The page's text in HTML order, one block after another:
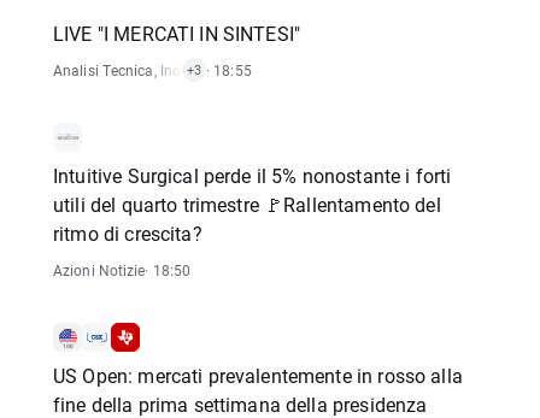
LIVE "I MERCATI IN SINTESI"
Analisi Tecnica, Indici Notizie,
+3 · 18:55
Intuitive Surgical perde il 5% nonostante i forti
utili del quarto trimestre 🚩Rallentamento del
ritmo di crescita?
Azioni Notizie· 18:50
US Open: mercati prevalentemente in rosso alla
fine della prima settimana della presidenza